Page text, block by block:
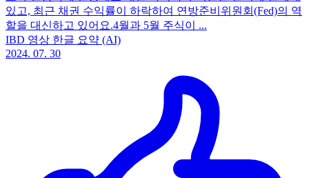
있고, 최근 채권 수익률이 하락하여 연방준비위원회(Fed)의 역
할을 대신하고 있어요.4월과 5월 주식이 ...
IBD 영상 한글 요약 (AI)
2024. 07. 30